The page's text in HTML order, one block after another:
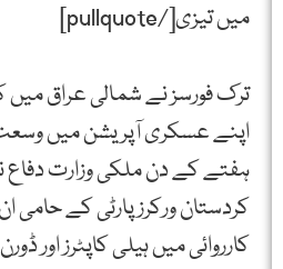
میں تیزی[/pullquote]
ترک فورسز نے شمالی عراق
اپنے عسکری آپریشن میں
ہفتے کے دن ملکی وزارت دفاع
کردستان ورکرز پارٹی کے
کارروائی میں ہیلی کاپٹرز اور